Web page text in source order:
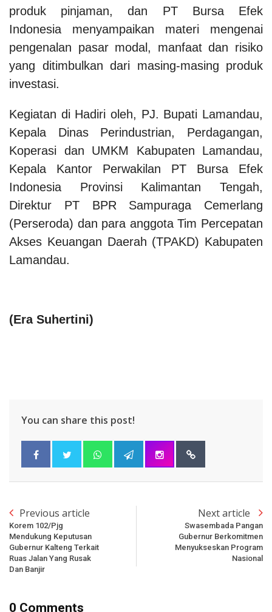
produk pinjaman, dan PT Bursa Efek
Indonesia menyampaikan materi mengenai
pengenalan pasar modal, manfaat dan risiko
yang ditimbulkan dari masing-masing produk
investasi.
Kegiatan di Hadiri oleh, PJ. Bupati Lamandau,
Kepala Dinas Perindustrian, Perdagangan,
Koperasi dan UMKM Kabupaten Lamandau,
Kepala Kantor Perwakilan PT Bursa Efek
Indonesia Provinsi Kalimantan Tengah,
Direktur PT BPR Sampuraga Cemerlang
(Perseroda) dan para anggota Tim Percepatan
Akses Keuangan Daerah (TPAKD) Kabupaten
Lamandau.
(Era Suhertini)
You can share this post!
Previous article
Korem 102/Pjg
Mendukung Keputusan
Gubernur Kalteng Terkait
Ruas Jalan Yang Rusak
Dan Banjir
Next article
Swasembada Pangan
Gubernur Berkomitmen
Menyukseskan Program
Nasional
0 Comments